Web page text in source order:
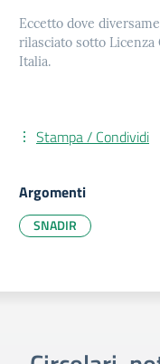
Eccetto dove
rilasciato sotto
Italia.
Stampa / Condividi
Argomenti
SNADIR